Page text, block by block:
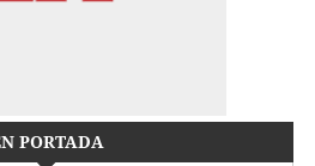
PORTADA